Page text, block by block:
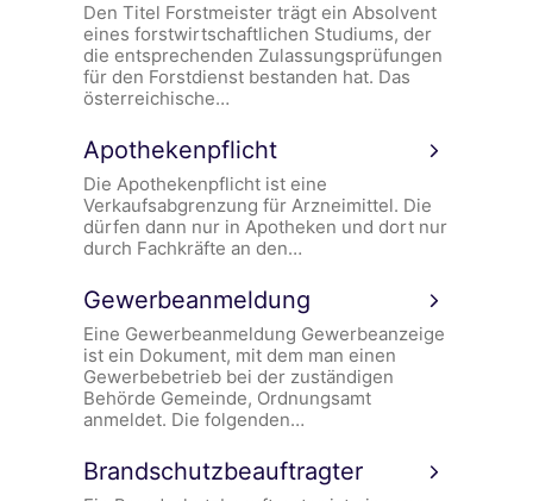
Den Titel Forstmeister trägt ein Absolvent
eines forstwirtschaftlichen Studiums, der
die entsprechenden Zulassungsprüfungen
für den Forstdienst bestanden hat. Das
österreichische…
Apothekenpflicht
Die Apothekenpflicht ist eine
Verkaufsabgrenzung für Arzneimittel. Die
dürfen dann nur in Apotheken und dort nur
durch Fachkräfte an den…
Gewerbeanmeldung
Eine Gewerbeanmeldung Gewerbeanzeige
ist ein Dokument, mit dem man einen
Gewerbebetrieb bei der zuständigen
Behörde Gemeinde, Ordnungsamt
anmeldet. Die folgenden…
Brandschutzbeauftragter